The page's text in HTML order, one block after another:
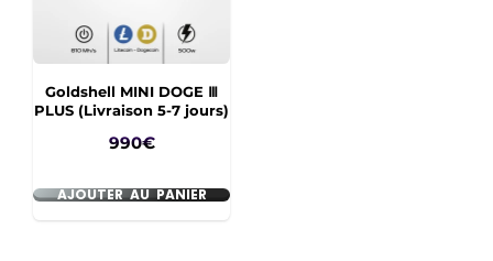
Goldshell MINI DOGE Ⅲ
PLUS (Livraison 5-7 jours)
Prix
990€
AJOUTER AU PANIER